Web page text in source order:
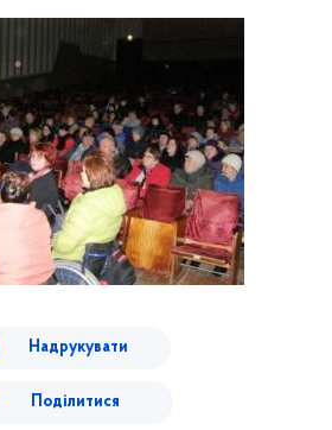
Надрукувати
Поділитися